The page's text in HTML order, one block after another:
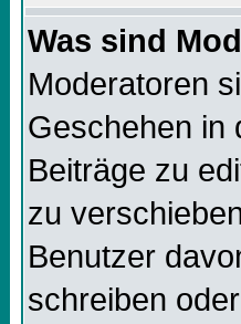
Was sind
Moderatoren
Geschehen in
Beiträge zu
zu
Benutzer
schreiben